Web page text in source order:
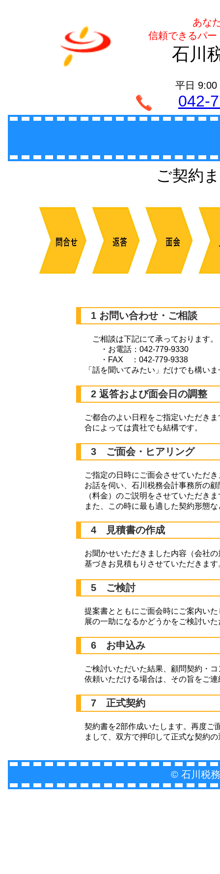
あな
信頼できるパ
石川
平日
042-
ご契約
1 お問い合わせ・ご相談
ご相談は下記にて承っております。
・お電話：042-779-9330
・FAX ：042-779-9338
「話を聞いてみたい」だけでも構い
2 返答および面会日の調整
ご都合のよい日程をご指定いただき
合によっては貴社でも結構です。
3 ご面会・ヒアリング
ご指定の日時にご面会させていただ
お話を伺い、石川税務会計事務所の
（料金）のご説明をさせていただき
また、この時に最も適した契約形態
4 見積書の作成
お聞かせいただきました内容（会社
基づきお見積もりさせていただきます
5 ご検討
提案書とともにご面会時にご案内い
展の一助になるかどうかをご検討い
6 お申込み
ご検討いただいた結果、顧問契約・
依頼いただける場合は、その旨をご
7 正式契約
契約書を2部作成いたします。再度ご
まして、双方で押印して正式な契約
© 石川税